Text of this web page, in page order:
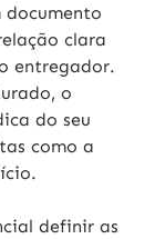
clara
entregador.
o
do seu
como a
definir as